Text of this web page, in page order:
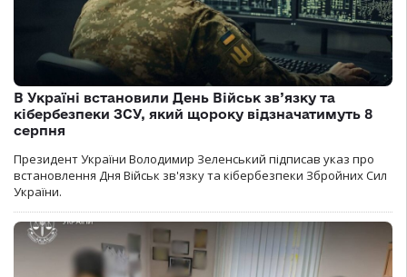
В Україні встановили День Військ зв’язку та
кібербезпеки ЗСУ, який щороку відзначатимуть 8
серпня
Президент України Володимир Зеленський підписав указ про
встановлення Дня Військ зв'язку та кібербезпеки Збройних Сил
України.